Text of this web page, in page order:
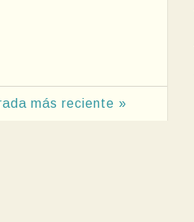
más reciente »